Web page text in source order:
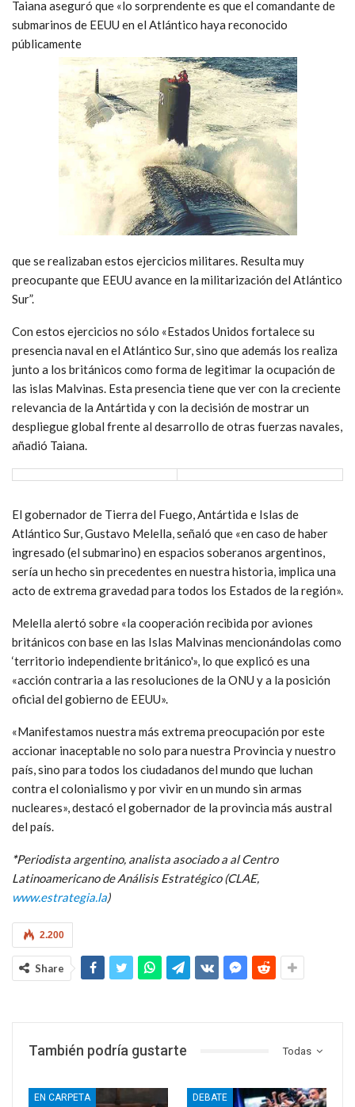
Taiana aseguró que «lo sorprendente es que el comandante de
submarinos de EEUU en el Atlántico haya reconocido
públicamente
que se realizaban estos ejercicios militares. Resulta muy
preocupante que EEUU avance en la militarización del Atlántico
Sur”.
Con estos ejercicios no sólo «Estados Unidos fortalece su
presencia naval en el Atlántico Sur, sino que además los realiza
junto a los británicos como forma de legitimar la ocupación de
las islas Malvinas. Esta presencia tiene que ver con la creciente
relevancia de la Antártida y con la decisión de mostrar un
despliegue global frente al desarrollo de otras fuerzas navales,
añadió Taiana.
El gobernador de Tierra del Fuego, Antártida e Islas de
Atlántico Sur, Gustavo Melella, señaló que «en caso de haber
ingresado (el submarino) en espacios soberanos argentinos,
sería un hecho sin precedentes en nuestra historia, implica una
acto de extrema gravedad para todos los Estados de la región».
Melella alertó sobre «la cooperación recibida por aviones
británicos con base en las Islas Malvinas mencionándolas como
‘territorio independiente británico'», lo que explicó es una
«acción contraria a las resoluciones de la ONU y a la posición
oficial del gobierno de EEUU».
«Manifestamos nuestra más extrema preocupación por este
accionar inaceptable no solo para nuestra Provincia y nuestro
país, sino para todos los ciudadanos del mundo que luchan
contra el colonialismo y por vivir en un mundo sin armas
nucleares», destacó el gobernador de la provincia más austral
del país.
*Periodista argentino, analista asociado a al Centro
Latinoamericano de Análisis Estratégico (CLAE,
www.estrategia.la)
2.200
Share
Todas
También podría gustarte
EN CARPETA DEBATE